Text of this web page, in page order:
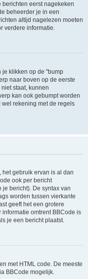
eerst nagekeken
beheerder je in een
altijd nagelezen moeten
verdere informatie.
je klikken op de "bump
naar boven op de eerste
staat, kunnen
kan ook gebumpt worden
rekening met de regels
gebruik ervan is al dan
ook per bericht
bericht). De syntax van
worden tussen vierkante
geeft het een grotere
omtrent BBCode is
je een bericht plaatst.
met HTML code. De meeste
BBCode mogelijk.